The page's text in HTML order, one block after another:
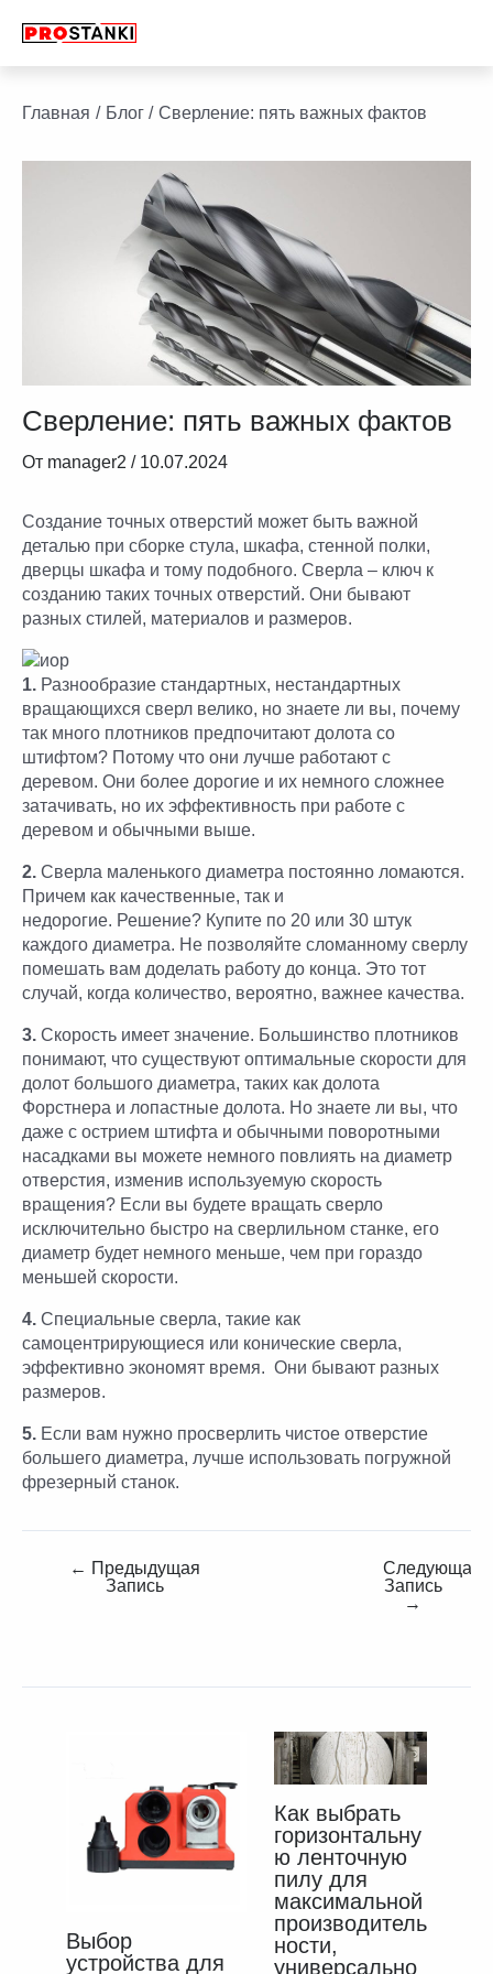
Главная Блог Сверление: пять важных фактов
Сверление: пять важных фактов
От manager2 / 10.07.2024
Создание точных отверстий может быть важной
деталью при сборке стула, шкафа, стенной полки,
дверцы шкафа и тому подобного. Сверла – ключ к
созданию таких точных отверстий. Они бывают
разных стилей, материалов и размеров.
1. Разнообразие стандартных, нестандартных
вращающихся сверл велико, но знаете ли вы, почему
так много плотников предпочитают долота со
штифтом? Потому что они лучше работают с
деревом. Они более дорогие и их немного сложнее
затачивать, но их эффективность при работе с
деревом и обычными выше.
2. Сверла маленького диаметра постоянно ломаются.
Причем как качественные, так и
недорогие. Решение? Купите по 20 или 30 штук
каждого диаметра. Не позволяйте сломанному сверлу
помешать вам доделать работу до конца. Это тот
случай, когда количество, вероятно, важнее качества.
3. Скорость имеет значение. Большинство плотников
понимают, что существуют оптимальные скорости для
долот большого диаметра, таких как долота
Форстнера и лопастные долота. Но знаете ли вы, что
даже с острием штифта и обычными поворотными
насадками вы можете немного повлиять на диаметр
отверстия, изменив используемую скорость
вращения? Если вы будете вращать сверло
исключительно быстро на сверлильном станке, его
диаметр будет немного меньше, чем при гораздо
меньшей скорости.
4. Специальные сверла, такие как
самоцентрирующиеся или конические сверла,
эффективно экономят время. Они бывают разных
размеров.
5. Если вам нужно просверлить чистое отверстие
большего диаметра, лучше использовать погружной
фрезерный станок.
записям
← Предыдущая
Запись
Следующая
Запись
→
Выбор
устройства для
Как выбрать
горизонтальну
ю ленточную
пилу для
максимальной
производитель
ности,
универсально